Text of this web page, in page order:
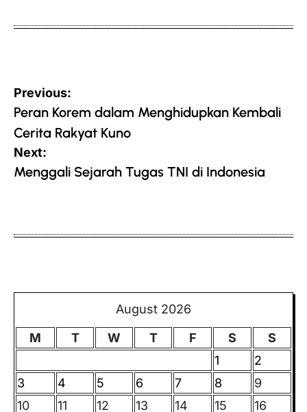
Post
navigation
Previous:
Peran Korem dalam Menghidupkan Kembali
Cerita Rakyat Kuno
Next:
Menggali Sejarah Tugas TNI di Indonesia
August 2026
M
T W T F S
S
1
2
3
4 5 6 7 8
9
10
11 12 13 14 15 16